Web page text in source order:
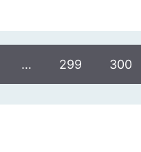
… 299 300